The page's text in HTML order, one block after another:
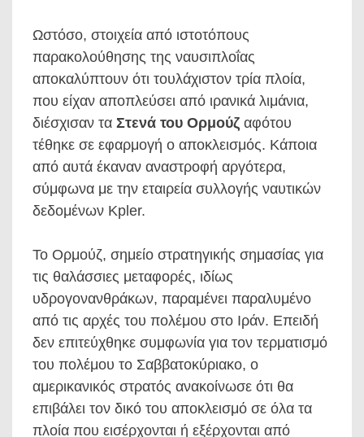
Ωστόσο, στοιχεία από ιστοτόπους
παρακολούθησης της ναυσιπλοΐας
αποκαλύπτουν ότι τουλάχιστον τρία πλοία,
που είχαν αποπλεύσει από ιρανικά λιμάνια,
διέσχισαν τα Στενά του Ορμούζ αφότου
τέθηκε σε εφαρμογή ο αποκλεισμός. Κάποια
από αυτά έκαναν αναστροφή αργότερα,
σύμφωνα με την εταιρεία συλλογής ναυτικών
δεδομένων Kpler.
Το Ορμούζ, σημείο στρατηγικής σημασίας για
τις θαλάσσιες μεταφορές, ιδίως
υδρογονανθράκων, παραμένει παραλυμένο
από τις αρχές του πολέμου στο Ιράν. Επειδή
δεν επιτεύχθηκε συμφωνία για τον τερματισμό
του πολέμου το Σαββατοκύριακο, ο
αμερικανικός στρατός ανακοίνωσε ότι θα
επιβάλει τον δικό του αποκλεισμό σε όλα τα
πλοία που εισέρχονται ή εξέρχονται από